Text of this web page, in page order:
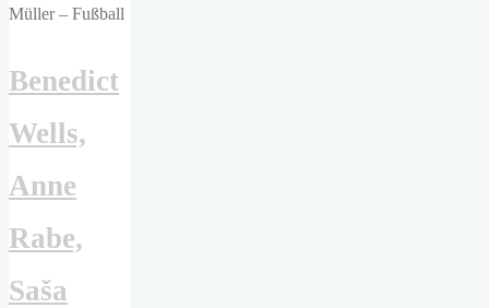
Benedict
Wells,
Anne
Rabe,
Saša